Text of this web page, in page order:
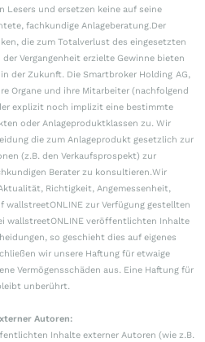
Lesers und ersetzen keine auf seine
fachkundige Anlageberatung.Der
die zum Totalverlust des eingesetzten
Vergangenheit erzielte Gewinne bieten
der Zukunft. Die Smartbroker Holding AG,
Organe und ihre Mitarbeiter (nachfolgend
explizit noch implizit eine bestimmte
oder Anlageproduktklassen zu. Wir
die zum Anlageprodukt gesetzlich zur
(z.B. den Verkaufsprospekt) zur
Berater zu konsultieren.Wir
Richtigkeit, Angemessenheit,
zur Verfügung gestellten
wallstreetONLINE veröffentlichten Inhalte
so geschieht dies auf eigenes
wir unsere Haftung für etwaige
Vermögensschäden aus. Eine Haftung für
unberührt.
Autoren:
Inhalte externer Autoren (wie z.B.